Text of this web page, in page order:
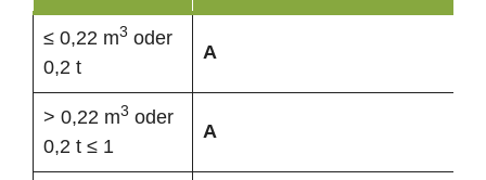
≤ 0,22 m3 oder
0,2 t
A
> 0,22 m3 oder
0,2 t ≤ 1
A